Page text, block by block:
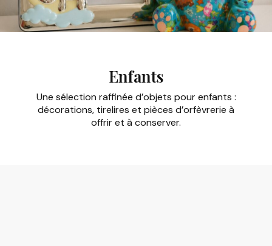
Enfants
Une sélection raffinée d’objets pour enfants :
décorations, tirelires et pièces d’orfèvrerie à
offrir et à conserver.